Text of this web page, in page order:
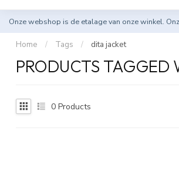
Onze webshop is de etalage van onze winkel.
Home / Tags / dita jacket
PRODUCTS TAGGED
0 Products